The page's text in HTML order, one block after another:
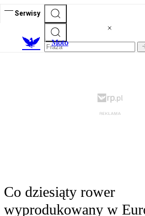
Serwisy
Moto
Co dziesiąty rower
wyprodukowany w